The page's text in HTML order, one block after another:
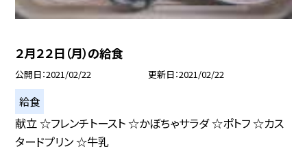
２月２２日（月）の給食
公開日 2021/02/22 更新日 2021/02/22
給食
献立 ☆フレンチトースト ☆かぼちゃサラダ ☆ポトフ ☆カス
タードプリン ☆牛乳